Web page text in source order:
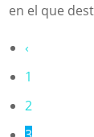
en el que
‹
1
2